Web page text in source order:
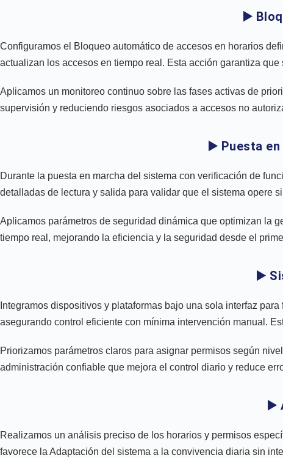
▶️
Configuramos el Bloqueo automático de accesos en horarios
actualizan los accesos en tiempo real. Esta acción garantiza
Aplicamos un monitoreo continuo sobre las fases activas de
supervisión y reduciendo riesgos asociados a accesos no
▶️ Puesta
Durante la puesta en marcha del sistema con verificación de
detalladas de lectura y salida para validar que el sistema opere
Aplicamos parámetros de seguridad dinámica que optimizan la
tiempo real, mejorando la eficiencia y la seguridad desde el
▶️
Integramos dispositivos y plataformas bajo una sola interfaz
asegurando control eficiente con mínima intervención manual.
Priorizamos parámetros claros para asignar permisos según
administración confiable que mejora el control diario y reduce
▶️
Realizamos un análisis preciso de los horarios y permisos
favorece la Adaptación del sistema a la convivencia diaria sin